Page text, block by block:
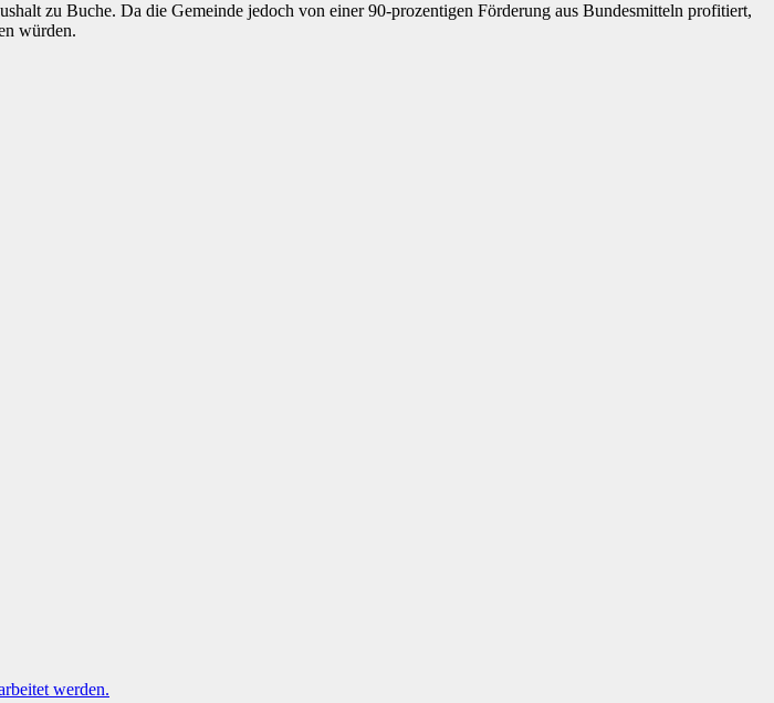
zu Buche. Da die Gemeinde jedoch von einer 90-prozentigen Förderung aus Bundesmitteln profitiert,
würden.
werden.